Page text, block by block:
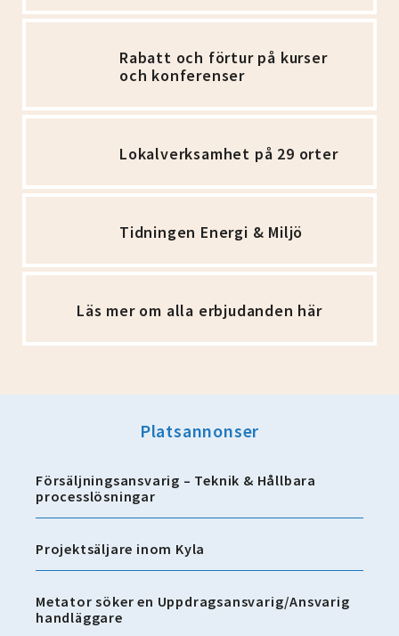
Rabatt och förtur på kurser
och konferenser
Lokalverksamhet på 29 orter
Tidningen Energi & Miljö
Läs mer om alla erbjudanden här
Platsannonser
Försäljningsansvarig – Teknik & Hållbara
processlösningar
Projektsäljare inom Kyla
Metator söker en Uppdragsansvarig/Ansvarig
handläggare